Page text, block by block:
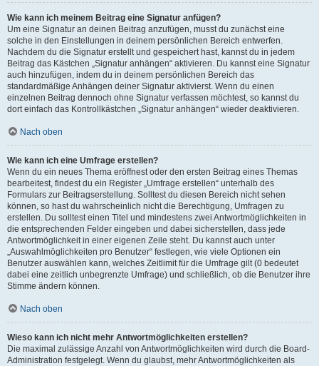
Wie kann ich meinem Beitrag eine Signatur anfügen?
Um eine Signatur an deinen Beitrag anzufügen, musst du zunächst eine
solche in den Einstellungen in deinem persönlichen Bereich entwerfen.
Nachdem du die Signatur erstellt und gespeichert hast, kannst du in jedem
Beitrag das Kästchen „Signatur anhängen“ aktivieren. Du kannst eine Signatur
auch hinzufügen, indem du in deinem persönlichen Bereich das
standardmäßige Anhängen deiner Signatur aktivierst. Wenn du einen
einzelnen Beitrag dennoch ohne Signatur verfassen möchtest, so kannst du
dort einfach das Kontrollkästchen „Signatur anhängen“ wieder deaktivieren.
Nach oben
Wie kann ich eine Umfrage erstellen?
Wenn du ein neues Thema eröffnest oder den ersten Beitrag eines Themas
bearbeitest, findest du ein Register „Umfrage erstellen“ unterhalb des
Formulars zur Beitragserstellung. Solltest du diesen Bereich nicht sehen
können, so hast du wahrscheinlich nicht die Berechtigung, Umfragen zu
erstellen. Du solltest einen Titel und mindestens zwei Antwortmöglichkeiten in
die entsprechenden Felder eingeben und dabei sicherstellen, dass jede
Antwortmöglichkeit in einer eigenen Zeile steht. Du kannst auch unter
„Auswahlmöglichkeiten pro Benutzer“ festlegen, wie viele Optionen ein
Benutzer auswählen kann, welches Zeitlimit für die Umfrage gilt (0 bedeutet
dabei eine zeitlich unbegrenzte Umfrage) und schließlich, ob die Benutzer ihre
Stimme ändern können.
Nach oben
Wieso kann ich nicht mehr Antwortmöglichkeiten erstellen?
Die maximal zulässige Anzahl von Antwortmöglichkeiten wird durch die Board-
Administration festgelegt. Wenn du glaubst, mehr Antwortmöglichkeiten als